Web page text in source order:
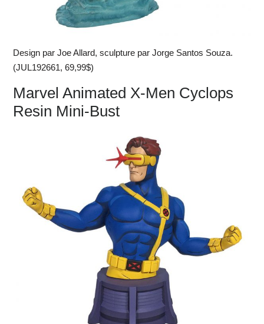
Design par Joe Allard, sculpture par Jorge Santos Souza.
(JUL192661, 69,99$)
Marvel Animated X-Men Cyclops
Resin Mini-Bust